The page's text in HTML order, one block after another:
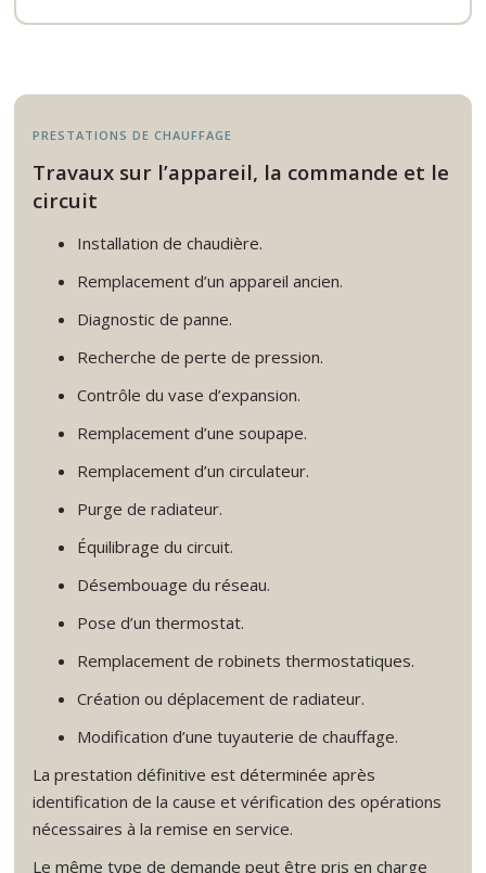
PRESTATIONS DE CHAUFFAGE
Travaux sur l’appareil, la commande et le
circuit
Installation de chaudière.
Remplacement d’un appareil ancien.
Diagnostic de panne.
Recherche de perte de pression.
Contrôle du vase d’expansion.
Remplacement d’une soupape.
Remplacement d’un circulateur.
Purge de radiateur.
Équilibrage du circuit.
Désembouage du réseau.
Pose d’un thermostat.
Remplacement de robinets thermostatiques.
Création ou déplacement de radiateur.
Modification d’une tuyauterie de chauffage.
La prestation définitive est déterminée après
identification de la cause et vérification des opérations
nécessaires à la remise en service.
Le même type de demande peut être pris en charge